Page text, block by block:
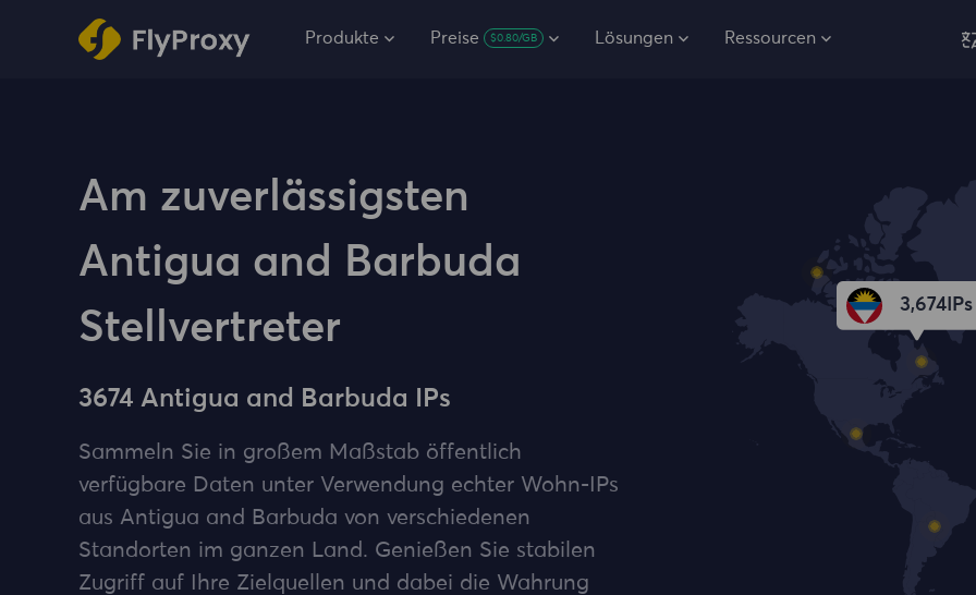
Produkte Preise $0.80/GB Lösungen Ressourcen
Am zuverlässigsten
Antigua and Barbuda
Stellvertreter
3674 Antigua and Barbuda IPs
Sammeln Sie in großem Maßstab öffentlich
verfügbare Daten unter Verwendung echter Wohn-IPs
aus Antigua and Barbuda von verschiedenen
Standorten im ganzen Land. Genießen Sie stabilen
Zugriff auf Ihre Zielquellen und dabei die Wahrung
3,674 IPs